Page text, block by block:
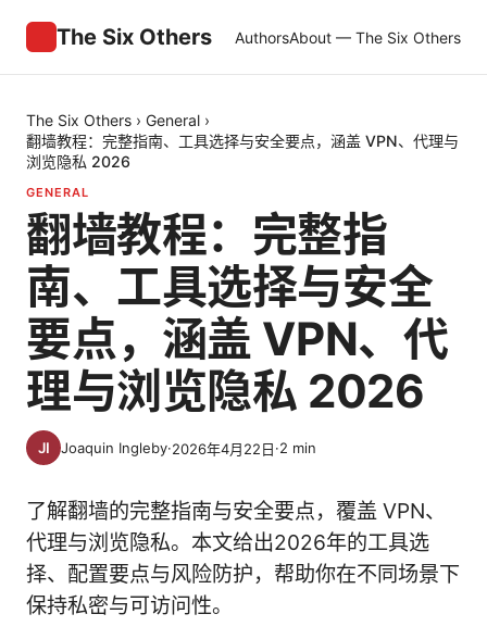
The Six Others AuthorsAbout — The Six Others
The Six Others › General ›
翻墙教程：完整指南、工具选择与安全要点，涵盖 VPN、代理与
浏览隐私 2026
GENERAL
翻墙教程：完整指
南、工具选择与安全
要点，涵盖 VPN、代
理与浏览隐私 2026
Joaquin Ingleby·2026年4月22日·2 min
了解翻墙的完整指南与安全要点，覆盖 VPN、
代理与浏览隐私。本文给出2026年的工具选
择、配置要点与风险防护，帮助你在不同场景下
保持私密与可访问性。